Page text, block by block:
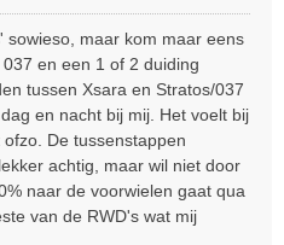
sowieso, maar kom maar eens
en een 1 of 2 duiding
tussen Xsara en Stratos/037
en nacht bij mij. Het voelt bij
De tussenstappen
achtig, maar wil niet door
naar de voorwielen gaat qua
van de RWD's wat mij